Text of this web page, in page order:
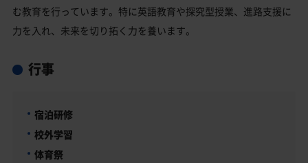
む教育を行っています。特に英語教育や探究型授業、進路支援に
力を入れ、未来を切り拓く力を養います。
行事
宿泊研修
校外学習
体育祭